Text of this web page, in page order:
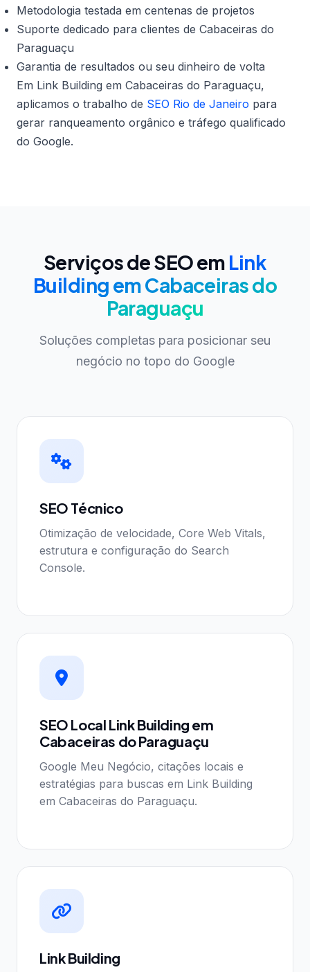
Metodologia testada em centenas de projetos
Suporte dedicado para clientes de Cabaceiras do
Paraguaçu
Garantia de resultados ou seu dinheiro de volta
Em Link Building em Cabaceiras do Paraguaçu,
aplicamos o trabalho de SEO Rio de Janeiro para
gerar ranqueamento orgânico e tráfego qualificado
do Google.
Serviços de SEO em Link
Building em Cabaceiras do
Paraguaçu
Soluções completas para posicionar seu
negócio no topo do Google
SEO Técnico
Otimização de velocidade, Core Web Vitals,
estrutura e configuração do Search
Console.
SEO Local Link Building em
Cabaceiras do Paraguaçu
Google Meu Negócio, citações locais e
estratégias para buscas em Link Building
em Cabaceiras do Paraguaçu.
Link Building